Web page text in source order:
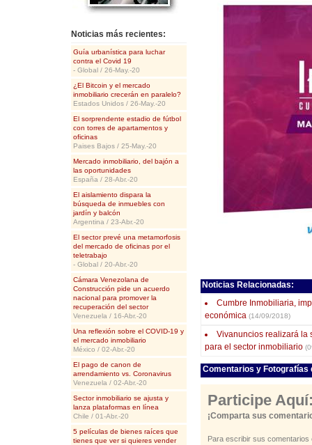
Noticias más recientes:
Guía urbanística para luchar
contra el Covid 19
- Global / 26-May.-20
¿El Bitcoin y el mercado
inmobiliario crecerán en paralelo?
Estados Unidos / 26-May.-20
El sorprendente estadio de fútbol
con torres de apartamentos y
oficinas
Paises Bajos / 25-May.-20
Mercado inmobiliario, del bajón a
las oportunidades
España / 28-Abr.-20
El aislamiento dispara la
búsqueda de inmuebles con
jardín y balcón
Argentina / 23-Abr.-20
El sector prevé una metamorfosis
del mercado de oficinas por el
teletrabajo
- Global / 20-Abr.-20
Cámara Venezolana de
Construcción pide un acuerdo
nacional para promover la
recuperación del sector
Venezuela / 16-Abr.-20
Una reflexión sobre el COVID-19 y
el mercado inmobiliario
México / 02-Abr.-20
El pago de canon de
arrendamiento vs. Coronavirus
Venezuela / 02-Abr.-20
Sector inmobiliario se ajusta y
lanza plataformas en línea
Chile / 01-Abr.-20
5 películas de bienes raíces que
tienes que ver si quieres vender
Noticias Relacionadas:
Cumbre Inmobiliaria,
económica (14/09/2018)
Vivanuncios realizará la
para el sector inmobiliario
Comentarios y Fotografías
Participe
¡Comparta sus
Para escribir sus